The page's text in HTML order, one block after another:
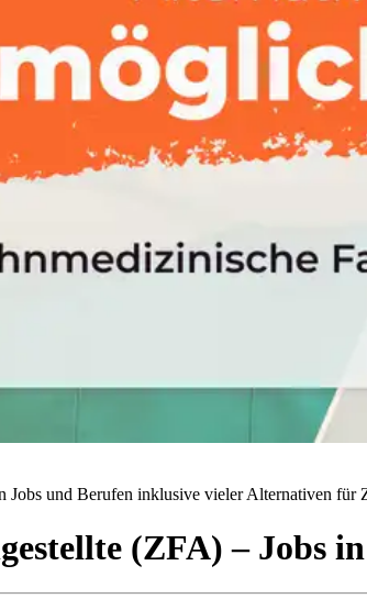
und Berufen inklusive vieler Alternativen für
(ZFA) – Jobs in